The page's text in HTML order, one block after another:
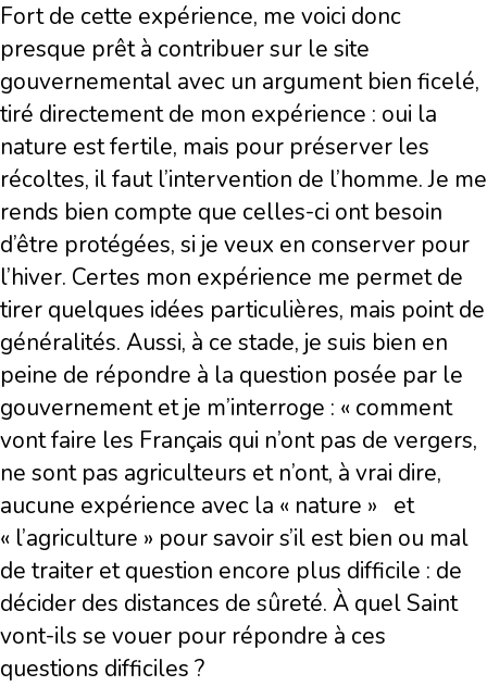
Fort de cette expérience, me voici donc
presque prêt à contribuer sur le site
gouvernemental avec un argument bien ficelé,
tiré directement de mon expérience : oui la
nature est fertile, mais pour préserver les
récoltes, il faut l’intervention de l’homme. Je me
rends bien compte que celles-ci ont besoin
d’être protégées, si je veux en conserver pour
l’hiver. Certes mon expérience me permet de
tirer quelques idées particulières, mais point de
généralités. Aussi, à ce stade, je suis bien en
peine de répondre à la question posée par le
gouvernement et je m’interroge : « comment
vont faire les Français qui n’ont pas de vergers,
ne sont pas agriculteurs et n’ont, à vrai dire,
aucune expérience avec la « nature » et
« l’agriculture » pour savoir s’il est bien ou mal
de traiter et question encore plus difficile : de
décider des distances de sûreté. À quel Saint
vont-ils se vouer pour répondre à ces
questions difficiles ?